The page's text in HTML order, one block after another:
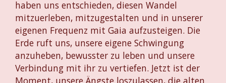
haben uns entschieden, diesen Wandel
mitzuerleben, mitzugestalten und in unserer
eigenen Frequenz mit Gaia aufzusteigen. Die
Erde ruft uns, unsere eigene Schwingung
anzuheben, bewusster zu leben und unsere
Verbindung mit ihr zu vertiefen. Jetzt ist der
Moment, unsere Ängste loszulassen, die alten